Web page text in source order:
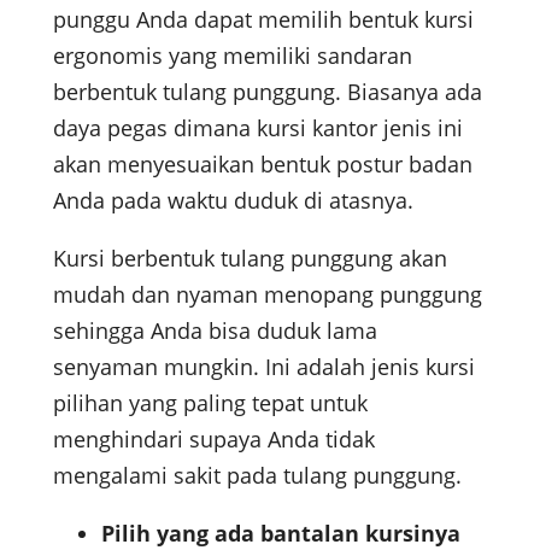
punggu Anda dapat memilih bentuk kursi
ergonomis yang memiliki sandaran
berbentuk tulang punggung. Biasanya ada
daya pegas dimana kursi kantor jenis ini
akan menyesuaikan bentuk postur badan
Anda pada waktu duduk di atasnya.
Kursi berbentuk tulang punggung akan
mudah dan nyaman menopang punggung
sehingga Anda bisa duduk lama
senyaman mungkin. Ini adalah jenis kursi
pilihan yang paling tepat untuk
menghindari supaya Anda tidak
mengalami sakit pada tulang punggung.
Pilih yang ada bantalan kursinya